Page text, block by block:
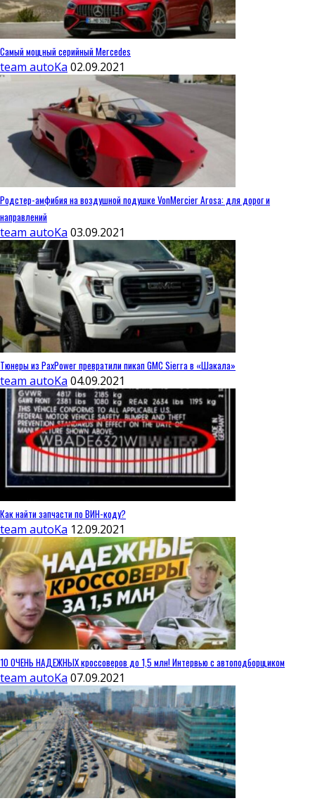
Самый мощный серийный Mercedes
team autoKa 02.09.2021
Родстер-амфибия на воздушной подушке VonMercier Arosa: для дорог и
направлений
team autoKa 03.09.2021
Тюнеры из PaxPower превратили пикап GMC Sierra в «Шакала»
team autoKa 04.09.2021
Как найти запчасти по ВИН-коду?
team autoKa 12.09.2021
10 ОЧЕНЬ НАДЕЖНЫХ кроссоверов до 1,5 млн! Интервью с автоподборщиком
team autoKa 07.09.2021